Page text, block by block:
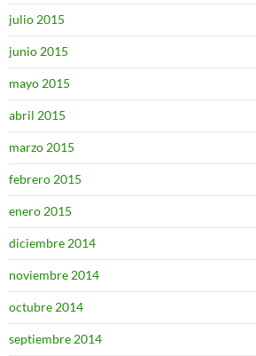
julio 2015
junio 2015
mayo 2015
abril 2015
marzo 2015
febrero 2015
enero 2015
diciembre 2014
noviembre 2014
octubre 2014
septiembre 2014